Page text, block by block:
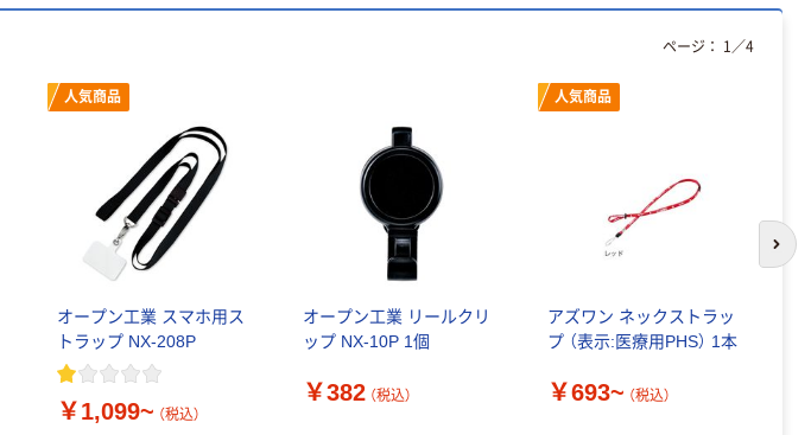
人気商品
オープン工業 スマホ用ス
トラップ NX-208P
￥1,099~ （税込）
オープン工業 リールクリ
ップ NX-10P 1個
￥382 （税込）
人気商品
アズワン ネックストラッ
プ （表示:医療用PHS） 1本
￥693~ （税込）
ページ： 1 ／4
次